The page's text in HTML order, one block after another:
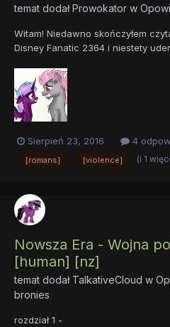
temat dodałProwokator w
Witam! Niedawno skończyłem
Disney Fanatic 2364 i niestety
bohaterów z Bride Of Discord.
nastawieniem, nieco
Sierpień 23, 2016 4
[romans] [violence] (i 1
Nowsza Era - Wojna
[human] [nz]
temat dodał TalkativeCloud w
bronies
rozdział 1 -